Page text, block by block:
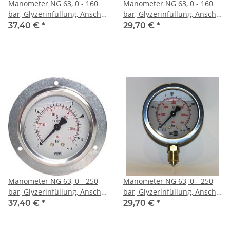
Manometer NG 63, 0 - 160
bar, Glyzerinfüllung, Anschl.
hinten
37,40 € *
Manometer NG 63, 0 - 160
bar, Glyzerinfüllung, Anschl.
unten
29,70 € *
Manometer NG 63, 0 - 250
bar, Glyzerinfüllung, Anschl.
hinten
37,40 € *
Manometer NG 63, 0 - 250
bar, Glyzerinfüllung, Anschl.
unten
29,70 € *